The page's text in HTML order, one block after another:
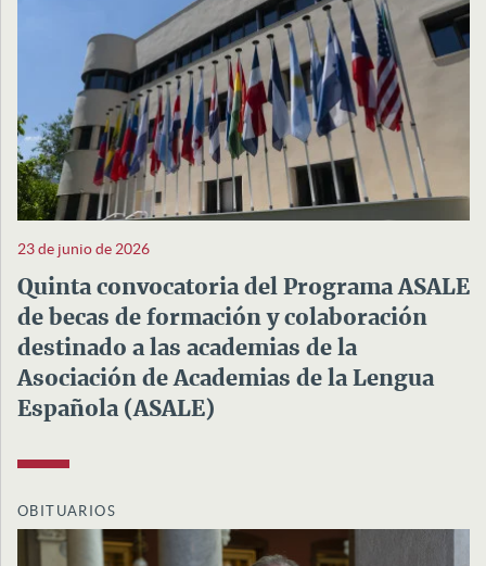
23 de junio de 2026
Quinta convocatoria del Programa ASALE
de becas de formación y colaboración
destinado a las academias de la
Asociación de Academias de la Lengua
Española (ASALE)
OBITUARIOS